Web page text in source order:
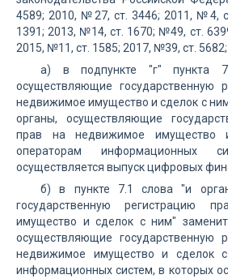
4589; 2010, №27, ст. 3446; 2011, №4,
1391; 2013, №14, ст. 1670; №49, ст.
2015, №11, ст. 1585; 2017, №39, ст.
а) в подпункте "г" пункта
осуществляющие государственную
недвижимое имущество и сделок с
органы, осуществляющие
прав на недвижимое
операторам информационных
осуществляется выпуск цифровых
б) в пункте 7.1 слова "и
государственную регистрацию
имущество и сделок с ним"
осуществляющие государственную
недвижимое имущество и сделок
информационных систем, в которых